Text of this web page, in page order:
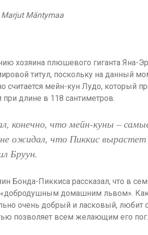
Mäntymaa
хозяина плюшевого гиганта Яна-
титул, поскольку на данный
считается мейн-кун Лудо, который
длине в 118 сантиметров.
конечно, что мейн-куны –
не ожидал, что Пиккис
Бруун.
Бонда-Пиккиса рассказал, что в
домашним львом».
очень добрый и ласковый, любит
позволяет всем желающим его